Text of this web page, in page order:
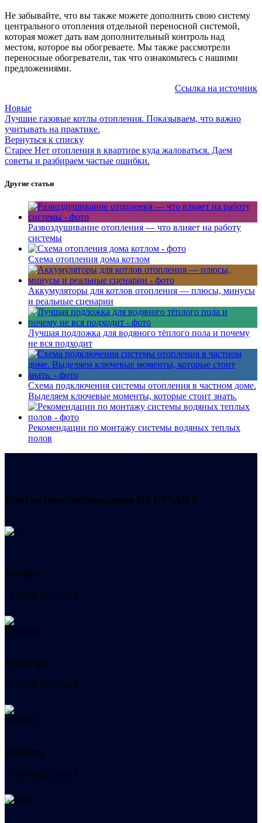
Не забывайте, что вы также можете дополнить свою систему
центрального отопления отдельной переносной системой,
которая может дать вам дополнительный контроль над
местом, которое вы обогреваете. Мы также рассмотрели
переносные обогреватели, так что ознакомьтесь с нашими
предложениями.
Ссылка на источник
Новые
Лучшие газовые котлы отопления. Показываем, что важно
учитывать на практике.
Вернуться к списку
Старее Нет отопления в квартире куда жаловаться. Даем
советы и разбираем частые ошибки.
Другие статьи
Развоздушивание отопления — что влияет на работу
системы
Схема отопления дома котлом
Аккумуляторы для котлов отопления — плюсы, минусы
и реальные сценарии
Лучшая подложка для водяного тёплого пола и почему
не вся подходит
Схема подключения системы отопления в частном доме.
Выделяем ключевые моменты, которые стоит знать.
Рекомендации по монтажу системы водяных теплых
полов
Контактная информация HELPSANT
Телефон
+7 (978) 515-999-7
WhatsApp
+7 (978) 515-999-7
Telegram
+7 (978) 515-999-7